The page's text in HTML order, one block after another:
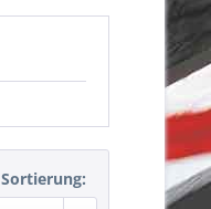
Sortierung: